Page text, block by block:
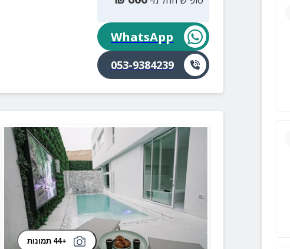
WhatsApp
053-9384239
+44 תמונות